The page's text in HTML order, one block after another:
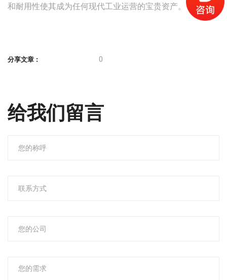
和耐用性使其成为任何现代工业运营的宝贵资产。
分享文章 : 0
给我们留言